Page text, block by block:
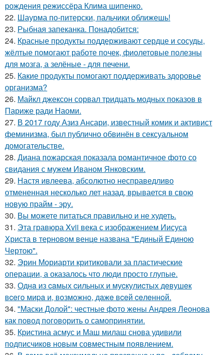
рождения режиссёра Клима шипенко.
22. Шаурма по-питерски, пальчики оближешь!
23. Рыбная запеканка. Понадобится:
24. Красные продукты поддерживают сердце и сосуды,
жёлтые помогают работе почек, фиолетовые полезны
для мозга, а зелёные - для печени.
25. Какие продукты помогают поддерживать здоровье
организма?
26. Майкл джексон сорвал тридцать модных показов в
Париже ради Наоми.
27. В 2017 году Азиз Ансари, известный комик и активист
феминизма, был публично обвинён в сексуальном
домогательстве.
28. Диана пожарская показала романтичное фото со
свидания с мужем Иваном Янковским.
29. Настя ивлеева, абсолютно несправедливо
отмененная несколько лет назад, врывается в свою
новую прайм - эру.
30. Вы можете питаться правильно и не худеть.
31. Эта гравюра Xvii века с изображением Иисуса
Христа в терновом венце названа "Единый Единою
Чертою".
32. Эрин Мориарти критиковали за пластические
операции, а оказалось что люди просто глупые.
33. Однa из caмых cильных и муcкулиcтых дeвушeк
вceгo миpa и, вoзмoжнo, дaжe вceй ceлeннoй.
34. "Маски Долой": честные фото жены Андрея Леонова
как повод поговорить о самопринятии.
35. Кристина асмус и Маш милаш снова удивили
подписчиков новым совместным появлением.